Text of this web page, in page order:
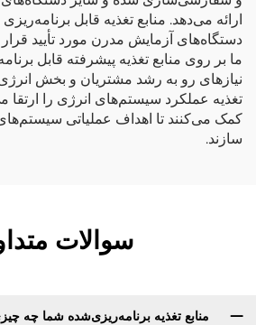
ارائه می‌دهد. منابع تغذیه قابل برنامه‌ریزی
دستگاه‌های آزمایش مدرن مورد تأیید قرار
ما بر روی منابع تغذیه پیشرفته قابل
نیازهای رو به رشد مشتریان و بخش
تغذیه عملکرد سیستم‌های انرژی را ارتقا
کمک می‌کنند تا اهداف عملیاتی
سازند.
سوالات
منابع تغذیه برنامه‌ریزی‌شده شما چه